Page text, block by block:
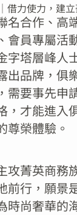
借力使力，建
名合作、高
會員專屬活
字塔層峰人
出品牌，俱
需要事先申
，才能進入
尊榮體驗。
攻菁英商務
前行，願景
時尚奢華的